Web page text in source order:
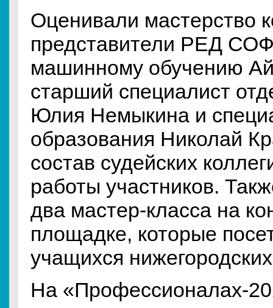
Оценивали мастерство
представители РЕД
машинному обучению
старший специалист
Юлия Немыкина и
образования Николай
состав судейских
работы участников.
два мастер-класса на
площадке, которые
учащихся
На «Профессионалах-